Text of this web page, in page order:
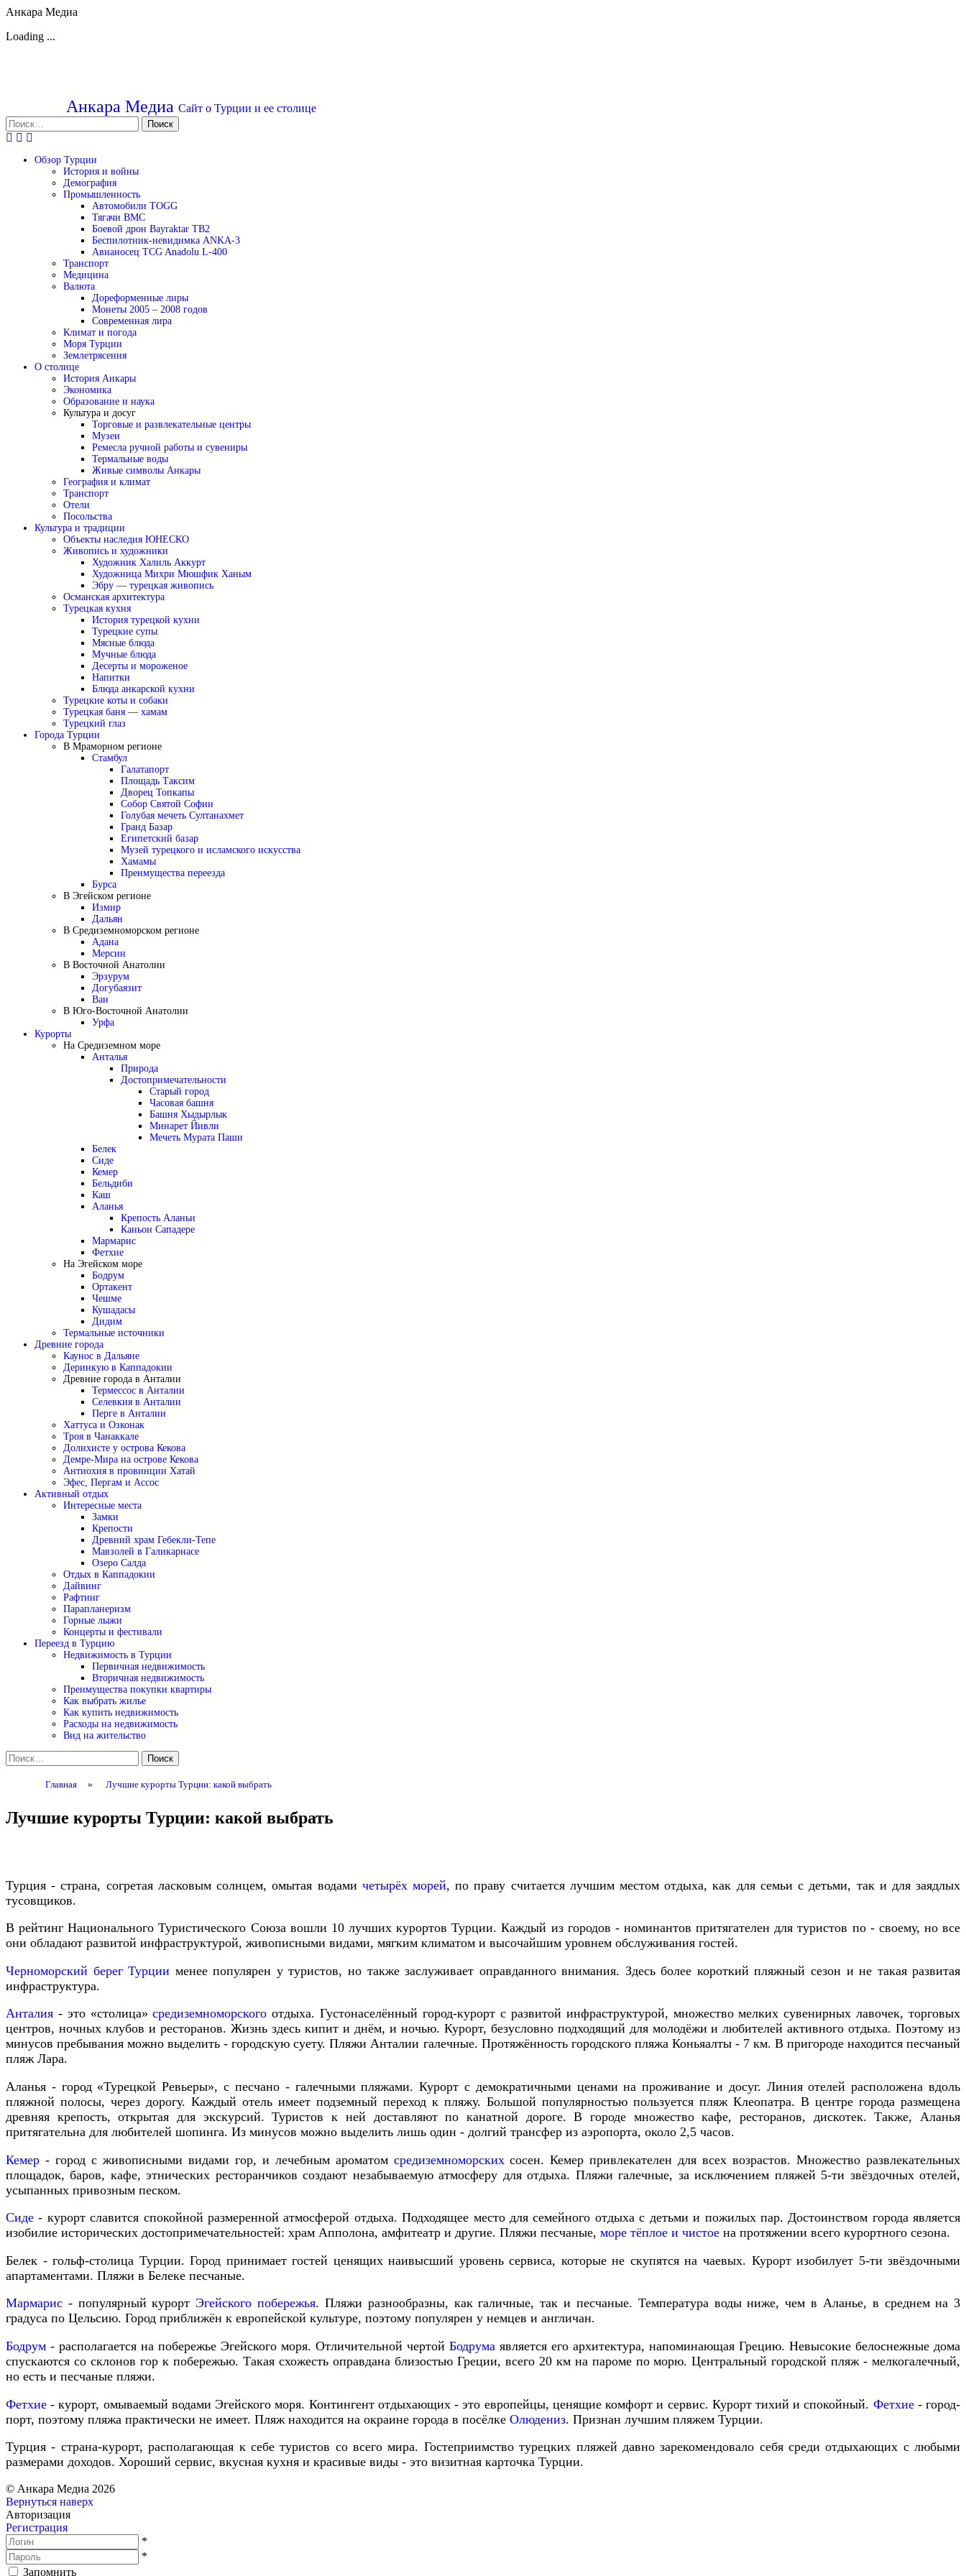
Анкара Медиа
Loading ...
Анкара Медиа Сайт о Турции и ее столице
Найти:
Обзор Турции
История и войны
Демография
Промышленность
Автомобили TOGG
Тягачи BMC
Боевой дрон Bayraktar TB2
Беспилотник-невидимка ANKA-3
Авианосец TCG Anadolu L-400
Транспорт
Медицина
Валюта
Дореформенные лиры
Монеты 2005 – 2008 годов
Современная лира
Климат и погода
Моря Турции
Землетрясения
О столице
История Анкары
Экономика
Образование и наука
Культура и досуг
Торговые и развлекательные центры
Музеи
Ремесла ручной работы и сувениры
Термальные воды
Живые символы Анкары
География и климат
Транспорт
Отели
Посольства
Культура и традиции
Объекты наследия ЮНЕСКО
Живопись и художники
Художник Халиль Аккурт
Художница Михри Мюшфик Ханым
Эбру — турецкая живопись
Османская архитектура
Турецкая кухня
История турецкой кухни
Турецкие супы
Мясные блюда
Мучные блюда
Десерты и мороженое
Напитки
Блюда анкарской кухни
Турецкие коты и собаки
Турецкая баня — хамам
Турецкий глаз
Города Турции
В Мраморном регионе
Стамбул
Галатапорт
Площадь Таксим
Дворец Топкапы
Собор Святой Софии
Голубая мечеть Султанахмет
Гранд Базар
Египетский базар
Музей турецкого и исламского искусства
Хамамы
Преимущества переезда
Бурса
В Эгейском регионе
Измир
Дальян
В Средиземноморском регионе
Адана
Мерсин
В Восточной Анатолии
Эрзурум
Догубаязит
Ван
В Юго-Восточной Анатолии
Урфа
Курорты
На Средиземном море
Анталья
Природа
Достопримечательности
Старый город
Часовая башня
Башня Хыдырлык
Минарет Йивли
Мечеть Мурата Паши
Белек
Сиде
Кемер
Бельдиби
Каш
Аланья
Крепость Аланьи
Каньон Сападере
Мармарис
Фетхие
На Эгейском море
Бодрум
Ортакент
Чешме
Кушадасы
Дидим
Термальные источники
Древние города
Каунос в Дальяне
Деринкую в Каппадокии
Древние города в Анталии
Термессос в Анталии
Селевкия в Анталии
Перге в Анталии
Хаттуса и Озконак
Троя в Чанаккале
Долихисте у острова Кекова
Демре-Мира на острове Кекова
Антиохия в провинции Хатай
Эфес, Пергам и Ассос
Активный отдых
Интересные места
Замки
Крепости
Древний храм Гебекли-Тепе
Мавзолей в Галикарнасе
Озеро Салда
Отдых в Каппадокии
Дайвинг
Рафтинг
Парапланеризм
Горные лыжи
Концерты и фестивали
Переезд в Турцию
Недвижимость в Турции
Первичная недвижимость
Вторичная недвижимость
Преимущества покупки квартиры
Как выбрать жилье
Как купить недвижимость
Расходы на недвижимость
Вид на жительство
Найти:
Главная » Лучшие курорты Турции: какой выбрать
Лучшие курорты Турции: какой выбрать
Турция -страна, согретая ласковым солнцем,омытая водами четырёх морей,по праву считается лучшим местом отдыха,как для семьи с детьми, так и для заядлых
тусовщиков.
В рейтинг Национального Туристического Союза вошли 10 лучших курортов Турции.Каждый из городов - номинантов притягателен для туристов по- своему, но все
они обладают развитой инфраструктурой, живописными видами, мягким климатом и высочайшим уровнем обслуживания гостей.
Черноморский берег Турции менее популярен у туристов, но также заслуживает оправданного внимания. Здесь более короткий пляжный сезон и не такая развитая
инфраструктура.
Анталия - это«столица»средиземноморского отдыха.Густонаселённый город-курорт с развитой инфраструктурой, множество мелких сувенирных лавочек,торговых
центров, ночных клубов и ресторанов. Жизнь здесь кипит и днём, и ночью. Курорт, безусловно подходящий для молодёжи и любителей активного отдыха.Поэтому из
минусов пребывания можно выделить -городскую суету.Пляжи Анталии галечные. Протяжённость городского пляжа Коньяалты- 7 км.В пригороде находится песчаный
пляж Лара.
Аланья - город«Турецкой Ревьеры»,с песчано- галечными пляжами.Курорт с демократичными ценами на проживание и досуг. Линия отелей расположена вдоль
пляжной полосы, через дорогу. Каждый отель имеет подземный переход к пляжу. Большой популярностью пользуется пляж Клеопатра. В центре города размещена
древняя крепость,открытая для экскурсий.Туристов к ней доставляют по канатной дороге.В городе множество кафе, ресторанов, дискотек.Также, Аланья
притягательна для любителей шопинга. Из минусов можно выделить лишь один - долгий трансфер из аэропорта, около 2,5 часов.
Кемер - город с живописными видами гор, и лечебным ароматом средиземноморских сосен.Кемер привлекателен для всех возрастов.Множество развлекательных
площадок,баров, кафе,этнических ресторанчиков создают незабываемую атмосферу для отдыха. Пляжи галечные, за исключением пляжей 5-ти звёздочных отелей,
усыпанных привозным песком.
Сиде - курорт славится спокойной размеренной атмосферой отдыха.Подходящее место для семейного отдыха с детьми и пожилых пар.Достоинством города является
изобилие исторических достопримечательностей: храм Апполона, амфитеатр и другие. Пляжи песчаные, море тёплое и чистое на протяжении всего курортного сезона.
Белек -гольф-столица Турции.Город принимает гостей ценящих наивысший уровень сервиса, которые не скупятся на чаевых. Курорт изобилует 5-ти звёздочными
апартаментами. Пляжи в Белеке песчаные.
Мармарис - популярный курорт Эгейского побережья. Пляжи разнообразны, как галичные,так и песчаные. Температура воды ниже,чем в Аланье, в среднем на 3
градуса по Цельсию. Город приближён к европейской культуре, поэтому популярен у немцев и англичан.
Бодрум - располагается на побережье Эгейского моря. Отличительной чертой Бодрума является его архитектура, напоминающая Грецию. Невысокие белоснежные дома
спускаются со склонов гор к побережью. Такая схожесть оправдана близостью Греции, всего 20 км на пароме по морю.Центральный городской пляж -мелкогалечный,
но есть и песчаные пляжи.
Фетхие -курорт, омываемый водами Эгейского моря. Контингент отдыхающих-это европейцы, ценящие комфорт и сервис. Курорт тихий и спокойный. Фетхие-город-
порт, поэтому пляжа практически не имеет. Пляж находится на окраине города в посёлке Олюдениз. Признан лучшим пляжем Турции.
Турция - страна-курорт,располагающая к себе туристов со всего мира. Гостеприимство турецких пляжей давно зарекомендовало себя среди отдыхающих с любыми
размерами доходов. Хороший сервис, вкусная кухня и красивые виды - это визитная карточка Турции.
© Анкара Медиа 2026
Вернуться наверх
Авторизация
Регистрация
*
*
Запомнить